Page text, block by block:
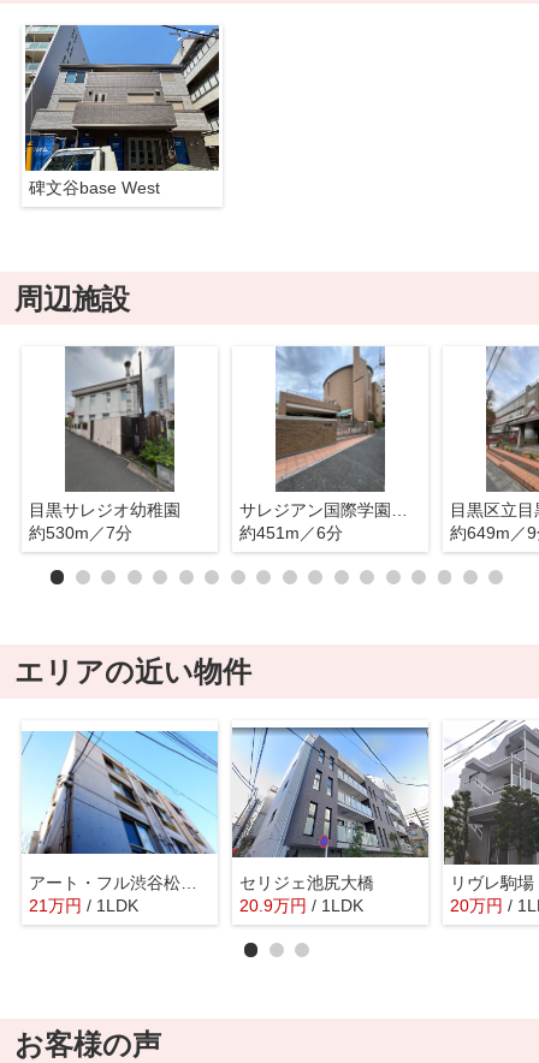
碑文谷base West
周辺施設
目黒サレジオ幼稚園
約530m／7分
約451m／6分
目黒区立
約649m／
エリアの近い物件
アート・フル渋谷松見坂
21万円 / 1LDK
セリジェ池尻大橋
20.9万円 / 1LDK
リヴレ駒場
20万円 /
お客様の声